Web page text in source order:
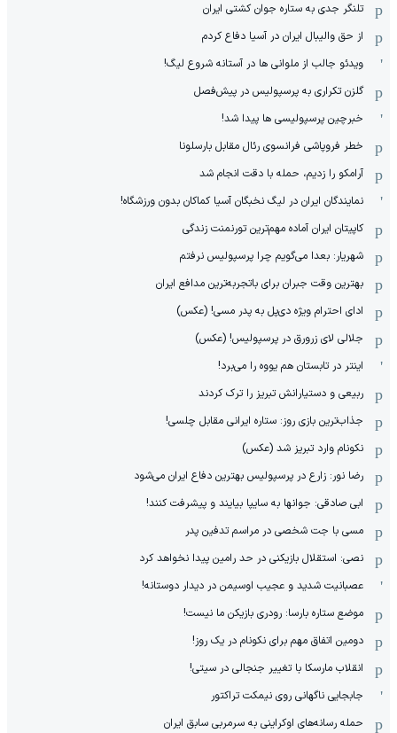
تلنگر جدی به ستاره جوان کشتی ایران
از حق والیبال ایران در آسیا دفاع کردم
ویدئو جالب از ملوانی ها در آستانه شروع لیگ!
گلزن تکراری به پرسپولیس در پیش‌فصل
خبرچین پرسپولیسی ها پیدا شد!
خطر فروپاشی فرانسوی رئال مقابل بارسلونا
آرامکو را زدیم، حمله با دقت انجام شد
نمایندگان ایران در لیگ نخبگان آسیا کماکان بدون ورزشگاه!
کاپیتان ایران آماده مهم‌ترین تورنمنت زندگی
شهریار: بعدا می‌گویم چرا پرسپولیس نرفتم
بهترین وقت جبران برای باتجربه‌ترین مدافع ایران
ادای احترام ویژه دی‌پل به پدر مسی! (عکس)
جلالی لای زرورق در پرسپولیس! (عکس)
اینتر در تابستان هم یووه را می‌برد!
ربیعی و دستیارانش تبریز را ترک کردند
جذاب‌ترین بازی روز: ستاره ایرانی مقابل چلسی!
نکونام وارد تبریز شد (عکس)
رضا نور: زارع در پرسپولیس بهترین دفاع ایران می‌شود
ابی صادقی: جوانها به سایپا بیایند و پیشرفت کنند!
مسی با جت شخصی در مراسم تدفین پدر
نصی: استقلال بازیکنی در حد رامین پیدا نخواهد کرد
عصبانیت شدید و عجیب اوسیمن در دیدار دوستانه!
موضع ستاره بارسا: رودری بازیکن ما نیست!
دومین اتفاق مهم برای نکونام در یک روز!
انقلاب مارسکا با تغییر جنجالی در سیتی!
جابجایی ناگهانی روی نیمکت تراکتور
حمله رسانه‌های اوکراینی به سرمربی سابق ایران